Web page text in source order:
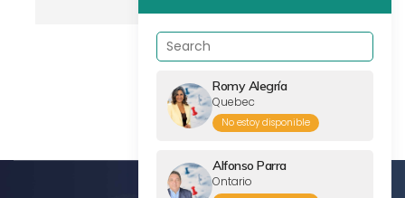
Romy Alegría
Quebec
No estoy disponible
Alfonso Parra
Ontario